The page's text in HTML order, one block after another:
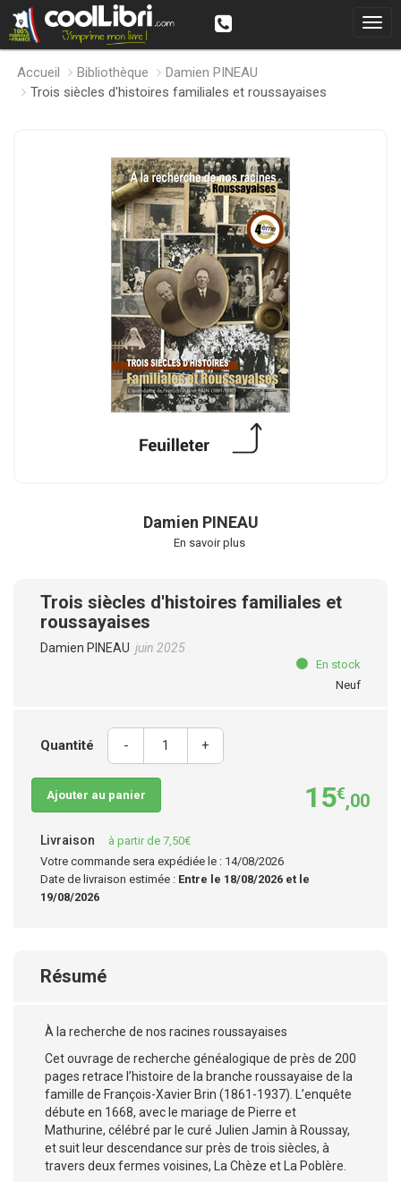
Accueil Bibliothèque
Damien PINEAU
Trois siècles d'histoires familiales et roussayaises
Damien PINEAU
En savoir plus
Trois siècles d'histoires familiales et
roussayaises
Damien PINEAU juin 2025
En stock
Neuf
Quantité - +
Ajouter au panier 15€,00
Livraison
à partir de 7,50€
Votre commande sera expédiée le : 14/08/2026
Date de livraison estimée : Entre le 18/08/2026 et le
19/08/2026
Résumé
À la recherche de nos racines roussayaises
Cet ouvrage de recherche généalogique de près de 200
pages retrace l’histoire de la branche roussayaise de la
famille de François-Xavier Brin (1861-1937). L’enquête
débute en 1668, avec le mariage de Pierre et
Mathurine, célébré par le curé Julien Jamin à Roussay,
et suit leur descendance sur près de trois siècles, à
travers deux fermes voisines, La Chèze et La Poblère.